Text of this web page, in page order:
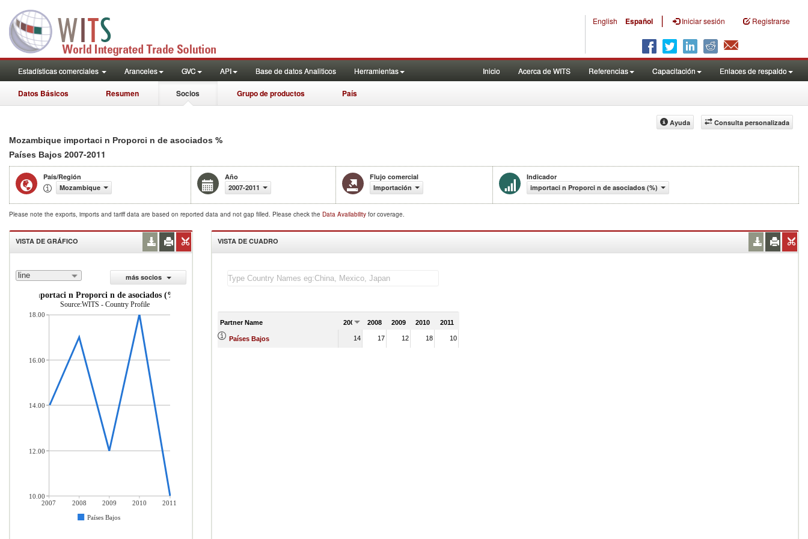
English Español | Iniciar sesión Registrarse
Estadísticas comerciales Aranceles GVC API Base de datos Analiticos Herramientas Inicio Acerca de WITS Referencias Capacitación Enlaces de respaldo
Datos Básicos Resumen Socios Grupo de productos País
Consulta personalizada
Ayuda
Mozambique importaci n Proporci n de asociados %
Países Bajos 2007-2011
País/Región
Mozambique
Año
2007-2011
Flujo comercial
Importación
Indicador
importaci n Proporci n de asociados (%)
Please note the exports, imports and tariff data are based on reported data and not gap filled. Please check the Data Availability for coverage.
VISTA DE GRÁFICO
line
más socios
importaci n Proporci n de asociados (%)
Source:WITS - Country Profile
2007 2008 2009 2010
2011
Países Bajos
18.00
16.00
14.00
12.00
10.00
VISTA DE CUADRO
Partner Name 2007 2008 2009 2010 2011
Países Bajos 14 17 12 18 10